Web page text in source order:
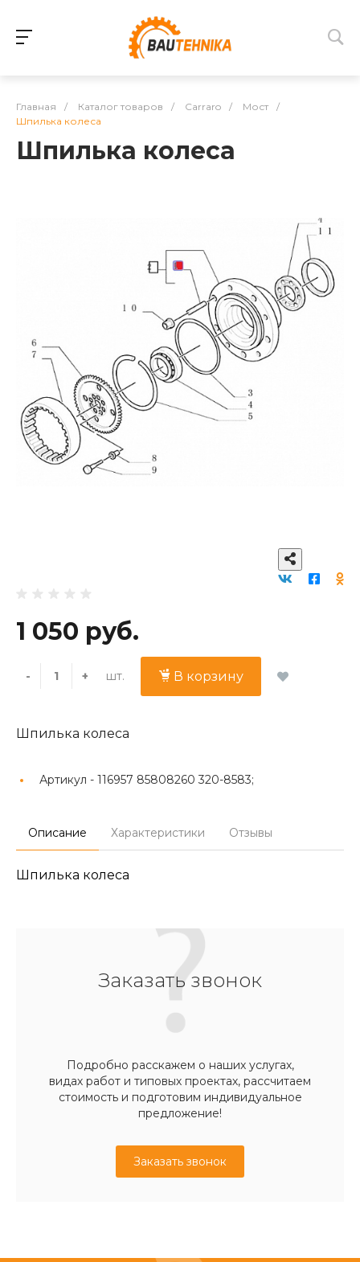
Главная / Каталог товаров / Carraro / Мост
/
Шпилька колеса
Шпилька колеса
1 050 руб.
- + шт. В корзину
Шпилька колеса
Артикул - 116957 85808260 320-8583;
Описание Характеристики Отзывы
Шпилька колеса
Заказать звонок
Подробно расскажем о наших услугах,
видах работ и типовых проектах, рассчитаем
стоимость и подготовим индивидуальное
предложение!
Заказать звонок